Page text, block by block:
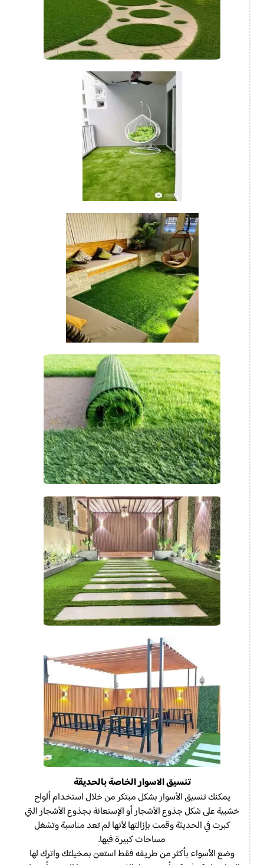
تنسيق الاسوار الخاصة بالحديقة
يمكنك تنسيق الأسوار بشكل مبتكر من خلال استخدام ألواح
خشبية على شكل جذوع الأشجار أو الإستعانة بجذوع الأشجار التي
كبرت في الحديثة وقمت بإزالتها لأنها لم تعد مناسبة وتشغل
مساحات كبيرة فيها.
وضع الأسواء بأكثر من طريقه فقط استعن بمخيلتك واترك لها